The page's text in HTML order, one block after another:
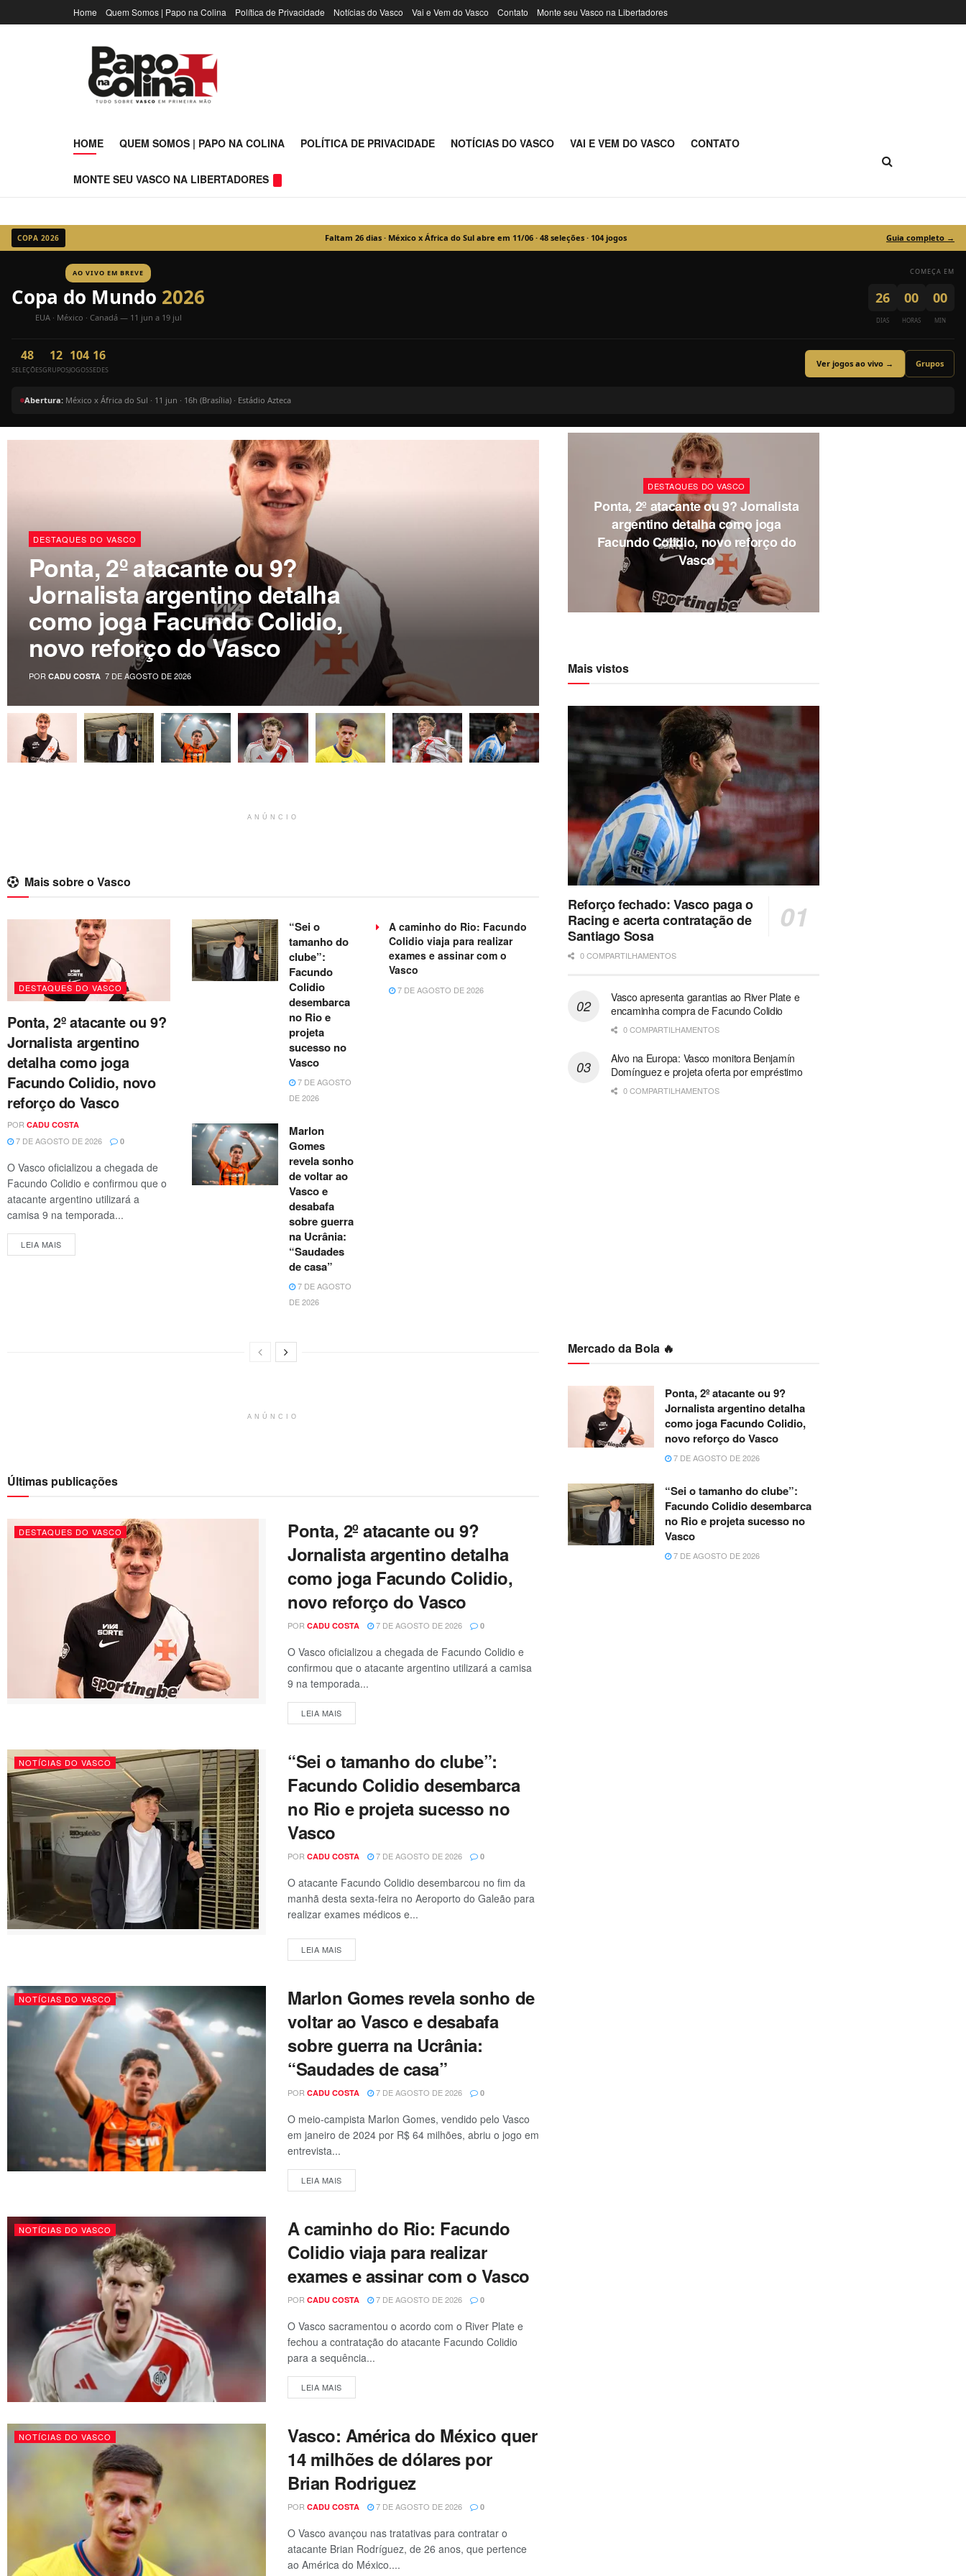
Home Quem Somos | Papo na Colina Política de Privacidade Notícias do Vasco Vai e Vem do Vasco Contato Monte seu Vasco na Libertadores
Papo na Colina - Notícias do Vasco da Gama
HOME QUEM SOMOS | PAPO NA COLINA POLÍTICA DE PRIVACIDADE NOTÍCIAS DO VASCO VAI E VEM DO VASCO CONTATO
MONTE SEU VASCO NA LIBERTADORES
COPA 2026 Faltam 26dias · México x África do Sul abre em 11/06 · 48 seleções · 104 jogos Guia completo →
AO VIVO EM BREVE
Copa do Mundo 2026
EUA · México · Canadá — 11 jun a 19 jul
COMEÇA EM
26
DIAS
00
HORAS
00
MIN
48
SELEÇÕES
12
GRUPOS
104
JOGOS
16
SEDES
Ver jogos ao vivo → Grupos
Abertura: México x África do Sul · 11 jun · 16h (Brasília) · Estádio Azteca
DESTAQUES DO VASCO
Ponta, 2º atacante ou 9?
Jornalista argentino detalha
como joga Facundo Colidio,
novo reforço do Vasco
POR CADU COSTA 7 DE AGOSTO DE 2026
ANÚNCIO
Mais sobre o Vasco
DESTAQUES DO VASCO
Ponta, 2º atacante ou 9?
Jornalista argentino
detalha como joga
Facundo Colidio, novo
reforço do Vasco
POR CADU COSTA
7 DE AGOSTO DE 2026 0
O Vasco oficializou a chegada de
Facundo Colidio e confirmou que o
atacante argentino utilizará a
camisa 9 na temporada...
LEIA MAIS
“Sei o
tamanho do
clube”:
Facundo
Colidio
desembarca
no Rio e
projeta
sucesso no
Vasco
7 DE AGOSTO
DE 2026
Marlon
Gomes
revela sonho
de voltar ao
Vasco e
desabafa
sobre guerra
na Ucrânia:
“Saudades
de casa”
7 DE AGOSTO
DE 2026
A caminho do Rio: Facundo
Colidio viaja para realizar
exames e assinar com o
Vasco
7 DE AGOSTO DE 2026
ANÚNCIO
Últimas publicações
DESTAQUES DO VASCO
Ponta, 2º atacante ou 9?
Jornalista argentino detalha
como joga Facundo Colidio,
novo reforço do Vasco
POR CADU COSTA 7 DE AGOSTO DE 2026 0
O Vasco oficializou a chegada de Facundo Colidio e
confirmou que o atacante argentino utilizará a camisa
9 na temporada...
LEIA MAIS
NOTÍCIAS DO VASCO
“Sei o tamanho do clube”:
Facundo Colidio desembarca
no Rio e projeta sucesso no
Vasco
POR CADU COSTA 7 DE AGOSTO DE 2026 0
O atacante Facundo Colidio desembarcou no fim da
manhã desta sexta-feira no Aeroporto do Galeão para
realizar exames médicos e...
LEIA MAIS
NOTÍCIAS DO VASCO
Marlon Gomes revela sonho de
voltar ao Vasco e desabafa
sobre guerra na Ucrânia:
“Saudades de casa”
POR CADU COSTA 7 DE AGOSTO DE 2026 0
O meio-campista Marlon Gomes, vendido pelo Vasco
em janeiro de 2024 por R$ 64 milhões, abriu o jogo em
entrevista...
LEIA MAIS
NOTÍCIAS DO VASCO
A caminho do Rio: Facundo
Colidio viaja para realizar
exames e assinar com o Vasco
POR CADU COSTA 7 DE AGOSTO DE 2026 0
O Vasco sacramentou o acordo com o River Plate e
fechou a contratação do atacante Facundo Colidio
para a sequência...
LEIA MAIS
NOTÍCIAS DO VASCO
Vasco: América do México quer
14 milhões de dólares por
Brian Rodriguez
POR CADU COSTA 7 DE AGOSTO DE 2026 0
O Vasco avançou nas tratativas para contratar o
atacante Brian Rodríguez, de 26 anos, que pertence
ao América do México....
DESTAQUES DO VASCO
Ponta, 2º atacante ou 9? Jornalista
argentino detalha como joga
Facundo Colidio, novo reforço do
Vasco
Mais vistos
Reforço fechado: Vasco paga o
Racing e acerta contratação de
Santiago Sosa
0 COMPARTILHAMENTOS
Vasco apresenta garantias ao River Plate e
encaminha compra de Facundo Colidio
0 COMPARTILHAMENTOS
Alvo na Europa: Vasco monitora Benjamín
Domínguez e projeta oferta por empréstimo
0 COMPARTILHAMENTOS
Mercado da Bola 🔥
Ponta, 2º atacante ou 9?
Jornalista argentino detalha
como joga Facundo Colidio,
novo reforço do Vasco
7 DE AGOSTO DE 2026
“Sei o tamanho do clube”:
Facundo Colidio desembarca
no Rio e projeta sucesso no
Vasco
7 DE AGOSTO DE 2026